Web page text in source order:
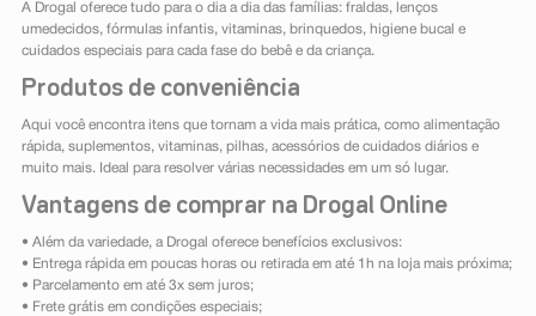
A Drogal oferece tudo para o dia a dia das famílias: fraldas, lenços
umedecidos, fórmulas infantis, vitaminas, brinquedos, higiene bucal e
cuidados especiais para cada fase do bebê e da criança.
Produtos de conveniência
Aqui você encontra itens que tornam a vida mais prática, como alimentação
rápida, suplementos, vitaminas, pilhas, acessórios de cuidados diários e
muito mais. Ideal para resolver várias necessidades em um só lugar.
Vantagens de comprar na Drogal Online
• Além da variedade, a Drogal oferece benefícios exclusivos:
• Entrega rápida em poucas horas ou retirada em até 1h na loja mais próxima;
• Parcelamento em até 3x sem juros;
• Frete grátis em condições especiais;